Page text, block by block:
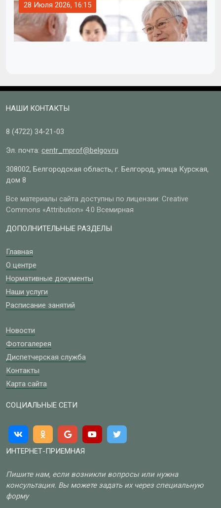
28 Июля 2026, 16:15
НАШИ КОНТАКТЫ
8 (4722) 34-21-03
Эл. почта: centr_mprof@belgov.ru
308002, Белгородская область, г. Белгород, улица Курская,
дом 8
Все материалы сайта доступны по лицензии: Creative
Commons «Attribution» 4.0 Всемирная
ДОПОЛНИТЕЛЬНЫЕ РАЗДЕЛЫ
Главная
О центре
Нормативные документы
Наши услуги
Расписание занятий
Новости
Фотогалерея
Диспетчерская служба
Контакты
Карта сайта
СОЦИАЛЬНЫЕ СЕТИ
ИНТЕРНЕТ-ПРИЕМНАЯ
Пишите нам, если возникли вопросы или нужна
консультация. Вы можете задать их через специальную
форму